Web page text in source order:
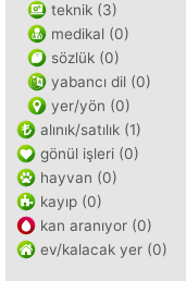
teknik (3)
medikal (0)
sözlük (0)
yabancı dil (0)
yer/yön (0)
alınık/satılık (1)
gönül işleri (0)
hayvan (0)
kayıp (0)
kan aranıyor (0)
ev/kalacak yer (0)